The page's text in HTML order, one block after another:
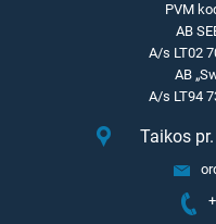
PVM
AB
A/s LT02
AB
A/s LT94
Taikos